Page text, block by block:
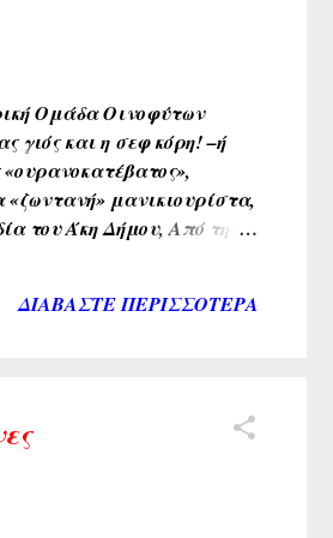
Ομάδα Οινοφύτων
γιός και η σεφ κόρη! –ή
μανικιουρίστα,
του Άκη Δήμου, Από την
Γιώργος Γανώσης -
ΔΙΑΒΆΣΤΕ ΠΕΡΙΣΣΌΤΕΡΑ